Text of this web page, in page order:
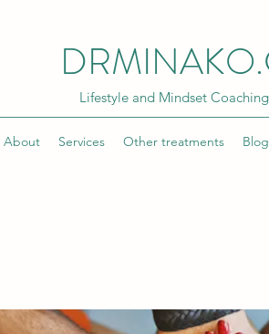
Lifestyle and Mindset
About Services Other treatments Blog